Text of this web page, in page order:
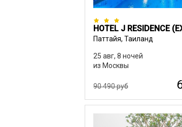
Паттайя, Таиланд
25 авг, 8 ночей
из Москвы
90 490 руб